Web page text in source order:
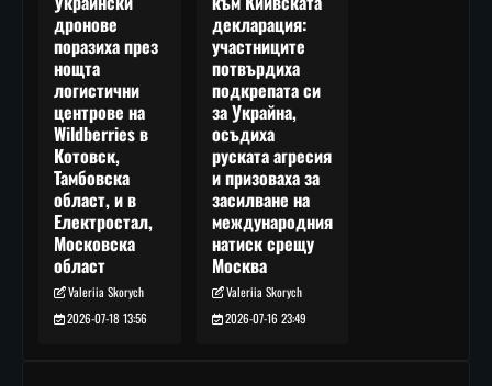
дронове
поразиха през
нощта
логистични
центрове на
Wildberries в
Котовск,
Тамбовска
област, и в
Електростал,
Московска
област
Valeriia Skorych
2026-07-18 13:56
декларация:
участниците
потвърдиха
подкрепата си
за Украйна,
осъдиха
руската агресия
и призоваха за
засилване на
международния
натиск срещу
Москва
Valeriia Skorych
2026-07-16 23:49